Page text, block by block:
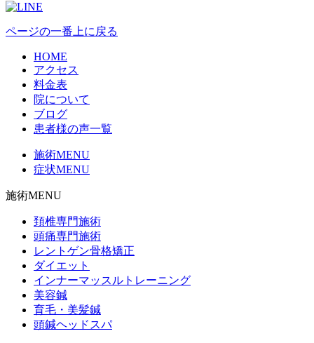
ページの一番上に戻る
HOME
アクセス
料金表
院について
ブログ
患者様の声一覧
施術MENU
症状MENU
施術MENU
頚椎専門施術
頭痛専門施術
レントゲン骨格矯正
ダイエット
インナーマッスルトレーニング
美容鍼
育毛・美髪鍼
頭鍼ヘッドスパ